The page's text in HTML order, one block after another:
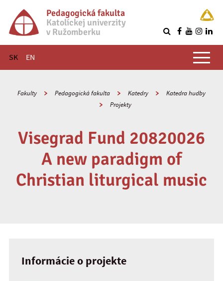
Pedagogická fakulta
Katolíckej univerzity
v Ružomberku
SK EN
Hlavné menu
Fakulty Pedagogická fakulta Katedry
Katedra hudby
Projekty
Visegrad Fund 20820026
A new paradigm of
Christian liturgical music
Informácie o projekte